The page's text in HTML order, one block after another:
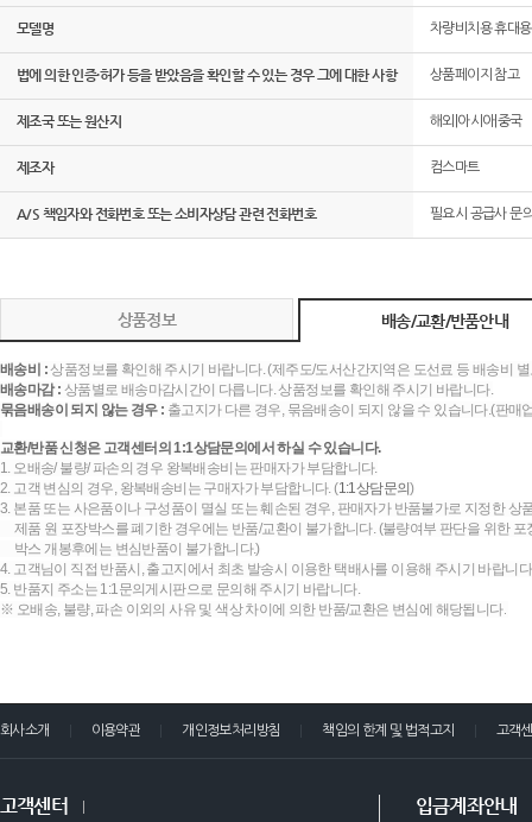
모델명 차량비치용 휴대
법에 의한 인증·허가 등을 받았음을 확인할 수 있는 경우 그에 대한 사항 상품페이지 참고
제조국 또는 원산지 해외|아시아|중국
제조자 컴스마트
A/S 책임자와 전화번호 또는 소비자상담 관련 전화번호 필요시 공급사 문
상품정보 배송/교환/반품안내
배송비 :상품정보를 확인해 주시기 바랍니다. (제주도/도서산간지역은 도선료 등 배송비
배송마감 : 상품별로 배송마감시간이 다릅니다. 상품정보를 확인해 주시기 바랍니다.
묶음배송이 되지 않는 경우 : 출고지가 다른 경우, 묶음배송이 되지 않을 수 있습니다.(판
교환/반품 신청은 고객센터의 1:1상담문의에서 하실 수 있습니다.
1. 오배송/ 불량/ 파손의 경우 왕복배송비는 판매자가 부담합니다.
2. 고객 변심의 경우, 왕복배송비는 구매자가 부담합니다. (1:1상담문의)
3. 본품 또는 사은품이나 구성품이 멸실 또는 훼손된 경우, 판매자가 반품불가로 지정한 상
제품 원 포장박스를 폐기한 경우에는 반품/교환이 불가합니다. (불량여부 판단을 위한
박스 개봉후에는 변심반품이 불가합니다.)
4. 고객님이 직접 반품시, 출고지에서 최초 발송시 이용한 택배사를 이용해 주시기 바랍니
5. 반품지 주소는 1:1문의게시판으로 문의해 주시기 바랍니다.
※ 오배송, 불량, 파손 이외의 사유 및 색상 차이에 의한 반품/교환은 변심에 해당됩니다.
회사소개 이용약관 개인정보처리방침 책임의 한계 및 법적고지 고객
고객센터 입금계좌안내